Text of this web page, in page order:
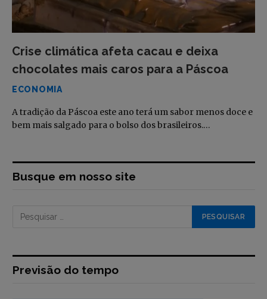
Crise climática afeta cacau e deixa
chocolates mais caros para a Páscoa
ECONOMIA
A tradição da Páscoa este ano terá um sabor menos doce e
bem mais salgado para o bolso dos brasileiros.…
Busque em nosso site
Previsão do tempo